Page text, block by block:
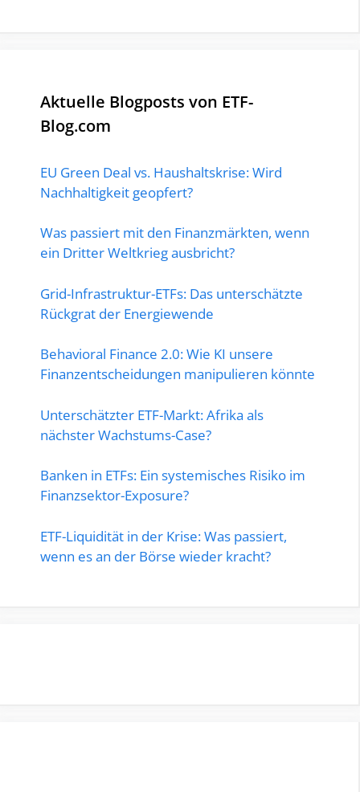
Aktuelle Blogposts von ETF-
Blog.com
EU Green Deal vs. Haushaltskrise: Wird
Nachhaltigkeit geopfert?
Was passiert mit den Finanzmärkten, wenn
ein Dritter Weltkrieg ausbricht?
Grid-Infrastruktur-ETFs: Das unterschätzte
Rückgrat der Energiewende
Behavioral Finance 2.0: Wie KI unsere
Finanzentscheidungen manipulieren könnte
Unterschätzter ETF-Markt: Afrika als
nächster Wachstums-Case?
Banken in ETFs: Ein systemisches Risiko im
Finanzsektor-Exposure?
ETF-Liquidität in der Krise: Was passiert,
wenn es an der Börse wieder kracht?